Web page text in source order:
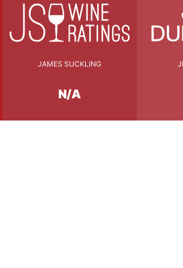
JAMES SUCKLING
N/A